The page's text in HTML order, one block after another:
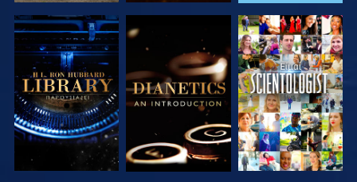
ΕΞΕΡΕΥΝΗΣΤΕ
ΤΗ ΣΕΙΡΑ
ΕΞΕΡΕΥΝΗΣΤΕ
ΤΗ ΣΕΙΡΑ
ΠΑΡΑΚΟΛΟΥΘΗΣΤΕ